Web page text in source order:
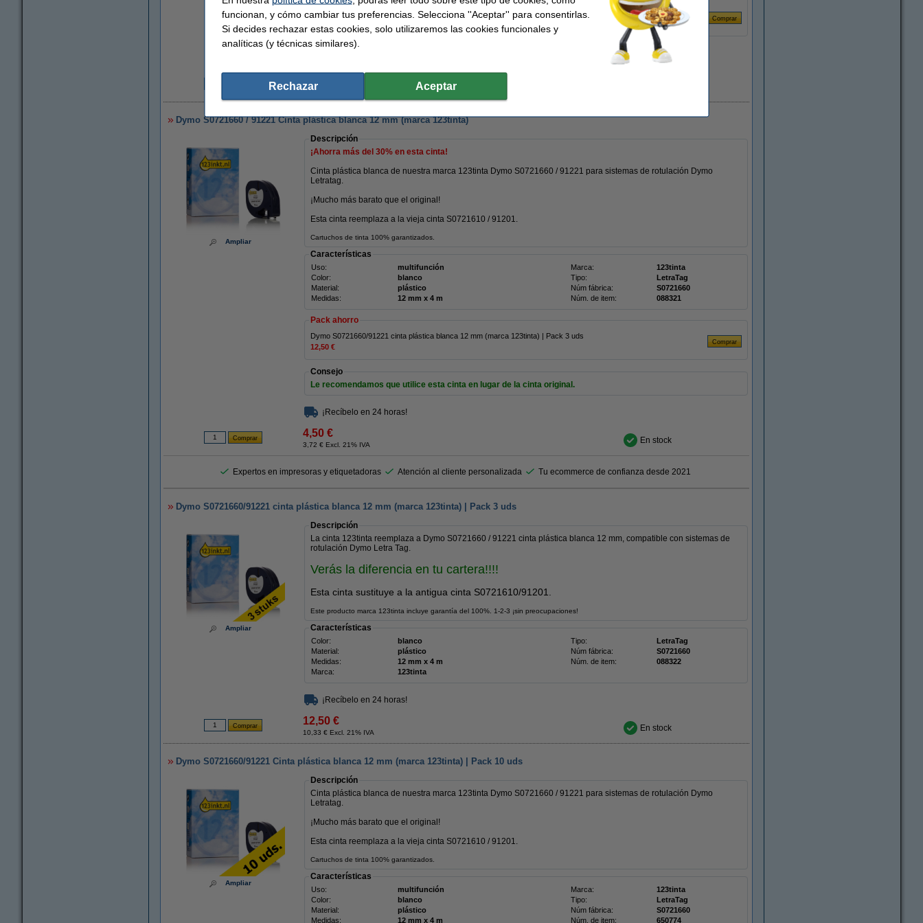
Dymo S0721660 / 91221 Cinta plástica blanca 12 mm (marca 123tinta)
5,37 € Excl. 21% IVA
Dymo S0721660 / 91221 Cinta plástica blanca 12 mm (marca 123tinta)
Ampliar
Descripción
¡Ahorra más del 30% en esta cinta!
Cinta plástica blanca de nuestra marca 123tinta Dymo S0721660 / 91221 para sistemas de rotulación Dymo
Letratag.
¡Mucho más barato que el original!
Esta cinta reemplaza a la vieja cinta S0721610 / 91201.
Cartuchos de tinta 100% garantizados.
Características
Uso: multifunción Marca:
123tinta
Color:
blanco Tipo:
LetraTag
Material:
plástico Núm fábrica:
S0721660
Medidas:
12 mm x 4 m Núm. de item: 088321
Pack ahorro
Dymo S0721660/91221 cinta plástica blanca 12 mm (marca 123tinta) | Pack 3 uds
12,50 €
Consejo
Le recomendamos que utilice esta cinta en lugar de la cinta original.
¡Recíbelo en 24 horas!
4,50 €
3,72 € Excl. 21% IVA En stock
Expertos en impresoras y etiquetadoras Atención al cliente personalizada Tu ecommerce de confianza desde 2021
Dymo S0721660/91221 cinta plástica blanca 12 mm (marca 123tinta) | Pack 3 uds
Ampliar
Descripción
La cinta 123tinta reemplaza a Dymo S0721660 / 91221 cinta plástica blanca 12 mm, compatible con sistemas de
rotulación Dymo Letra Tag.
Verás la diferencia en tu cartera!!!!
Esta cinta sustituye a la antigua cinta S0721610/91201.
Este producto marca 123tinta incluye garantía del 100%. 1-2-3 ¡sin preocupaciones!
Características
Color: blanco Tipo:
LetraTag
Material:
plástico Núm fábrica:
S0721660
Medidas:
12 mm x 4 m Núm. de item:
088322
Marca:
123tinta
¡Recíbelo en 24 horas!
12,50 €
10,33 € Excl. 21% IVA En stock
Dymo S0721660/91221 Cinta plástica blanca 12 mm (marca 123tinta) | Pack 10 uds
Ampliar
Descripción
Cinta plástica blanca de nuestra marca 123tinta Dymo S0721660 / 91221 para sistemas de rotulación Dymo
Letratag.
¡Mucho más barato que el original!
Esta cinta reemplaza a la vieja cinta S0721610 / 91201.
Cartuchos de tinta 100% garantizados.
Características
Uso: multifunción Marca:
123tinta
Color:
blanco Tipo:
LetraTag
Material:
plástico Núm fábrica:
S0721660
Medidas:
12 mm x 4 m Núm. de item: 650774
funcionan, y cómo cambiar tus preferencias. Selecciona ''Aceptar'' para consentirlas.
Si decides rechazar estas cookies, solo utilizaremos las cookies funcionales y
analíticas (y técnicas similares).
Rechazar Aceptar